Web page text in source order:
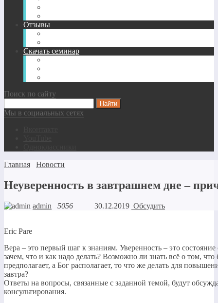
Отзывы
Скачать семинар
Поиск по сайту
Мы в социальных сетях
Главная Новости
Неуверенность в завтрашнем дне –
admin 5056 30.12.2019 Обсудить
Eric Pare
Вера – это первый шаг к знаниям. Уверенность – это
зачем, что и как надо делать? Возможно ли знать всё о том,
предполагает, а Бог располагает, то что же делать для
завтра?
Ответы на вопросы, связанные с заданной темой, будут
консультирования.